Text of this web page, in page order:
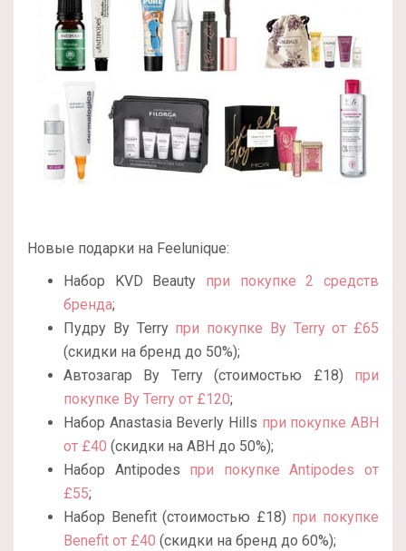
Новые подарки на Feelunique:
Набор KVD Beauty при покупке 2 средств
бренда;
Пудру By Terry при покупке By Terry от £65
(скидки на бренд до 50%);
Автозагар By Terry (стоимостью £18) при
покупке By Terry от £120;
Набор Anastasia Beverly Hills при покупке ABH
от £40 (скидки на ABH до 50%);
Набор Antipodes при покупке Antipodes от
£55;
Набор Benefit (стоимостью £18) при покупке
Benefit от £40 (скидки на бренд до 60%);